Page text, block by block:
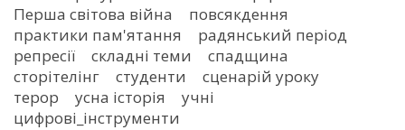
Перша світова війна
повсякдення
практики пам'ятання
радянський період
репресії
складні теми
спадщина
сторітелінг
студенти
сценарій уроку
терор
усна історія
учні
цифрові_інструменти